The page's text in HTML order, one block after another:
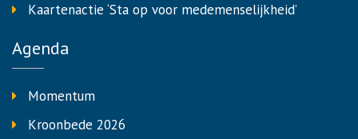
Kaartenactie ‘Sta op voor medemenselijkheid’
Agenda
Momentum
Kroonbede 2026